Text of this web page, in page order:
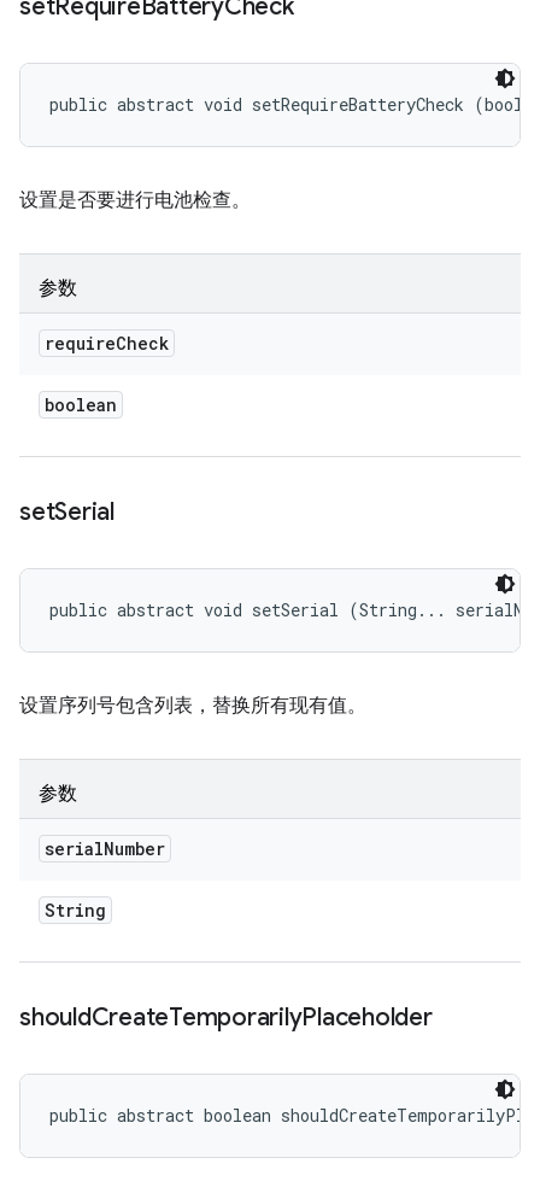
setRequireBatteryCheck
public abstract void setRequireBatteryCheck
设置是否要进行电池检查。
参数
requireCheck
boolean
setSerial
public abstract void setSerial (String...
设置序列号包含列表，替换所有现有值。
参数
serialNumber
String
shouldCreateTemporarilyPlaceholder
public abstract boolean